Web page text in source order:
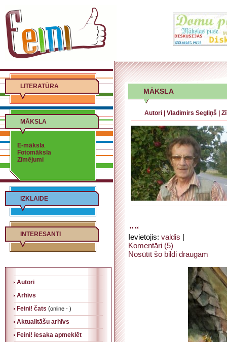
LITERATŪRA
MĀKSLA
E-māksla
Fotomāksla
Zīmējumi
IZKLAIDE
INTERESANTI
Autori
Arhīvs
Feini! čats (online - )
Aktualitāšu arhīvs
Feini! iesaka apmeklēt
MĀKSLA
Autori Vladimirs Segliņš
Ievietojis: valdis |
Komentāri (5)
Nosūtīt šo bildi draugam